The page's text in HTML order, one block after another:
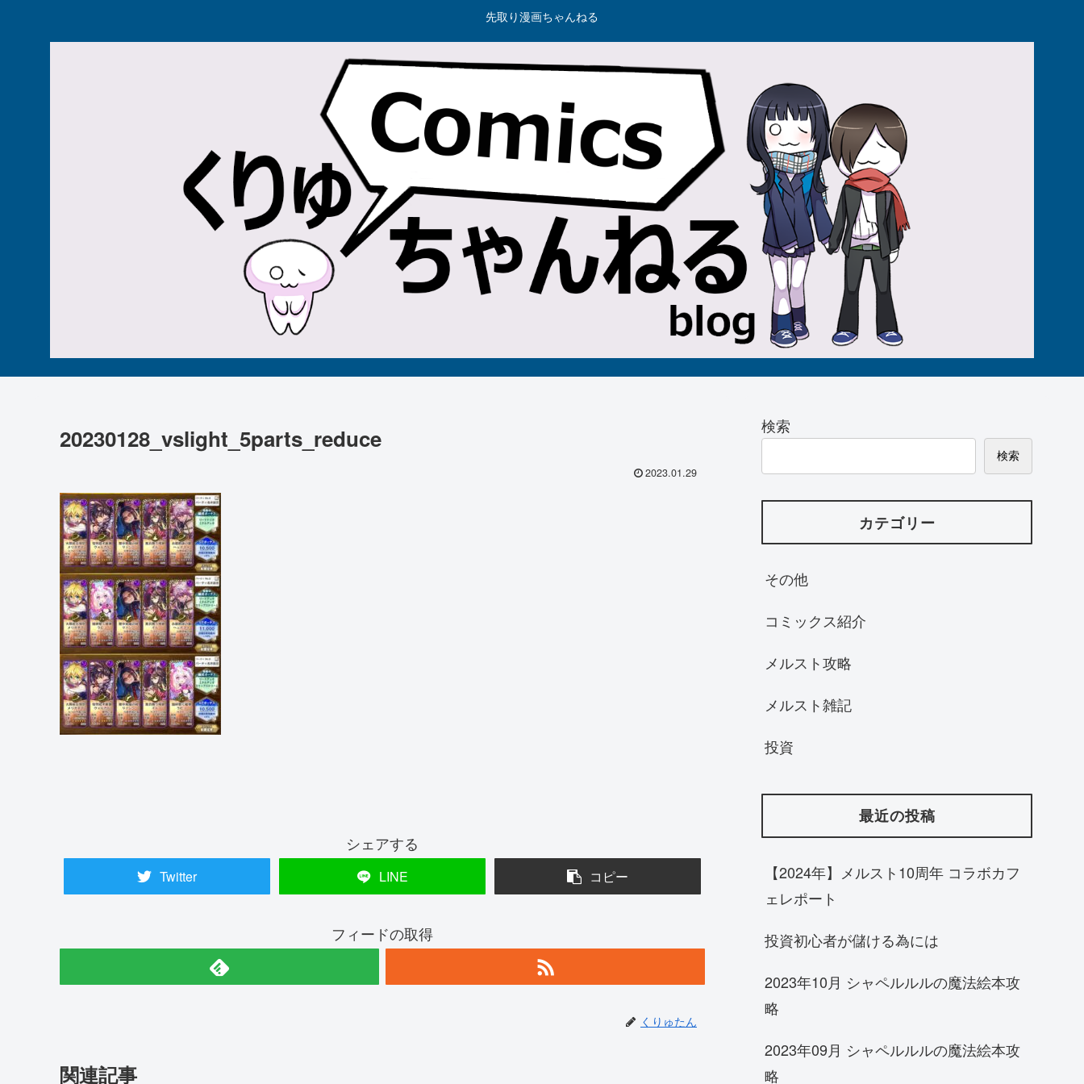
先取り漫画ちゃんねる
20230128_vslight_5parts_reduce
2023.01.29
シェアする
Twitter LINE コピー
フィードの取得
くりゅたん
関連記事
検索
検索
カテゴリー
その他
コミックス紹介
メルスト攻略
メルスト雑記
投資
最近の投稿
【2024年】メルスト10周年 コラボカフ
ェレポート
投資初心者が儲ける為には
2023年10月 シャペルルルの魔法絵本攻
略
2023年09月 シャペルルルの魔法絵本攻
略